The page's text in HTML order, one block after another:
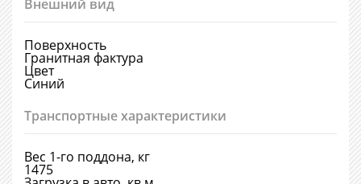
Внешний вид
Поверхность
Гранитная фактура
Цвет
Синий
Транспортные характеристики
Вес 1-го поддона, кг
1475